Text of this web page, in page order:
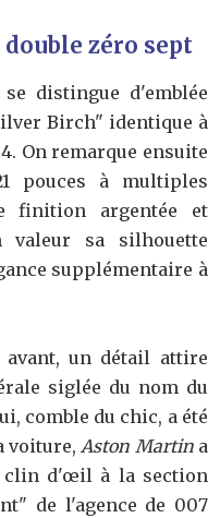
zéro sept
distingue d'emblée
Birch" identique à
On remarque ensuite
pouces à multiples
finition argentée et
valeur sa silhouette
supplémentaire à
avant, un détail attire
siglée du nom du
comble du chic, a été
voiture,Aston Martina
clin d'œil à la section
de l'agence de 007